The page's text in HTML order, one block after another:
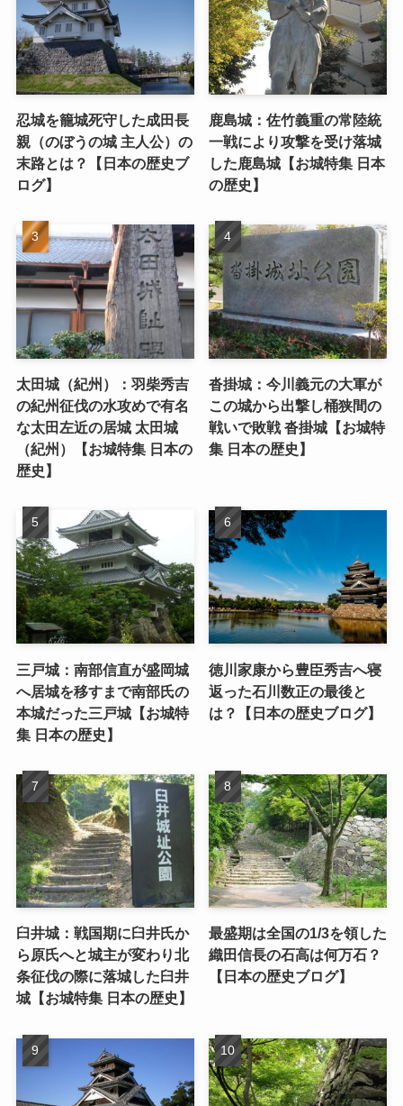
忍城を籠城死守した成田長
親（のぼうの城 主人公）の
末路とは？【日本の歴史ブ
ログ】
鹿島城：佐竹義重の常陸統
一戦により攻撃を受け落城
した鹿島城【お城特集 日本
の歴史】
太田城（紀州）：羽柴秀吉
の紀州征伐の水攻めで有名
な太田左近の居城 太田城
（紀州）【お城特集 日本の
歴史】
沓掛城：今川義元の大軍が
この城から出撃し桶狭間の
戦いで敗戦 沓掛城【お城特
集 日本の歴史】
三戸城：南部信直が盛岡城
へ居城を移すまで南部氏の
本城だった三戸城【お城特
集 日本の歴史】
徳川家康から豊臣秀吉へ寝
返った石川数正の最後と
は？【日本の歴史ブログ】
臼井城：戦国期に臼井氏か
ら原氏へと城主が変わり北
条征伐の際に落城した臼井
城【お城特集 日本の歴史】
最盛期は全国の1/3を領した
織田信長の石高は何万石？
【日本の歴史ブログ】